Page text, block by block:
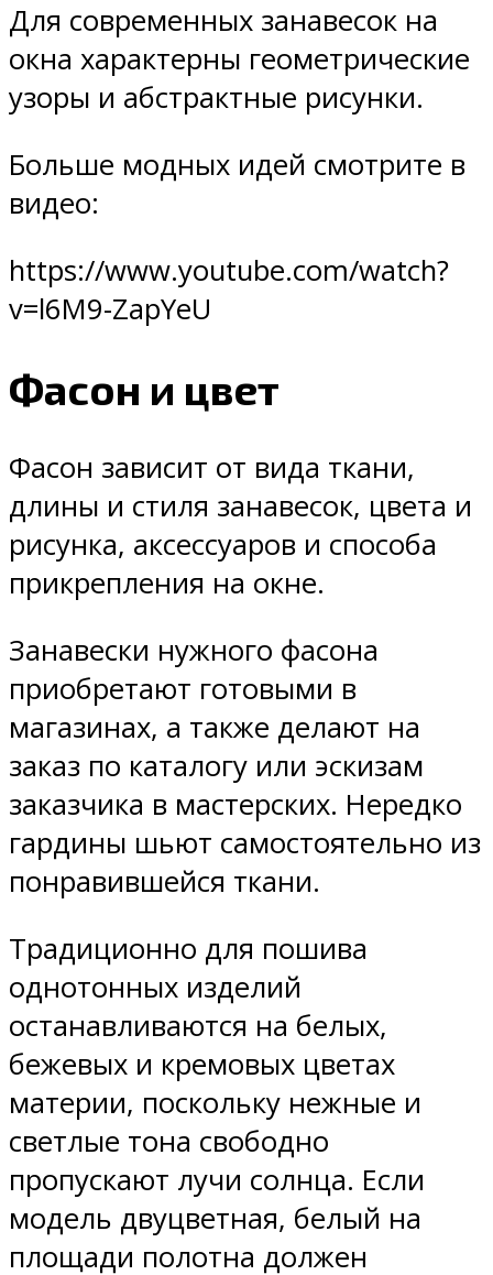
Для современных занавесок на
окна характерны геометрические
узоры и абстрактные рисунки.
Больше модных идей смотрите в
видео:
https://www.youtube.com/watch?
v=l6M9-ZapYeU
Фасон и цвет
Фасон зависит от вида ткани,
длины и стиля занавесок, цвета и
рисунка, аксессуаров и способа
прикрепления на окне.
Занавески нужного фасона
приобретают готовыми в
магазинах, а также делают на
заказ по каталогу или эскизам
заказчика в мастерских. Нередко
гардины шьют самостоятельно из
понравившейся ткани.
Традиционно для пошива
однотонных изделий
останавливаются на белых,
бежевых и кремовых цветах
материи, поскольку нежные и
светлые тона свободно
пропускают лучи солнца. Если
модель двуцветная, белый на
площади полотна должен